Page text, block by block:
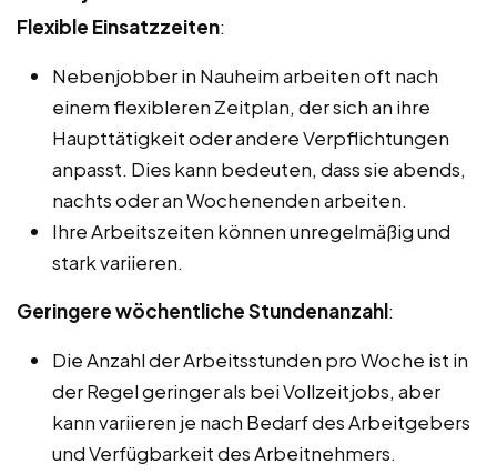
Flexible Einsatzzeiten:
Nebenjobber in Nauheim arbeiten oft nach
einem flexibleren Zeitplan, der sich an ihre
Haupttätigkeit oder andere Verpflichtungen
anpasst. Dies kann bedeuten, dass sie abends,
nachts oder an Wochenenden arbeiten.
Ihre Arbeitszeiten können unregelmäßig und
stark variieren.
Geringere wöchentliche Stundenanzahl:
Die Anzahl der Arbeitsstunden pro Woche ist in
der Regel geringer als bei Vollzeitjobs, aber
kann variieren je nach Bedarf des Arbeitgebers
und Verfügbarkeit des Arbeitnehmers.